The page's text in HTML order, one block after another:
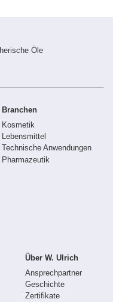
Öle
Branchen
Kosmetik
Lebensmittel
Technische Anwendungen
Pharmazeutik
Über W. Ulrich
Ansprechpartner
Geschichte
Zertifikate